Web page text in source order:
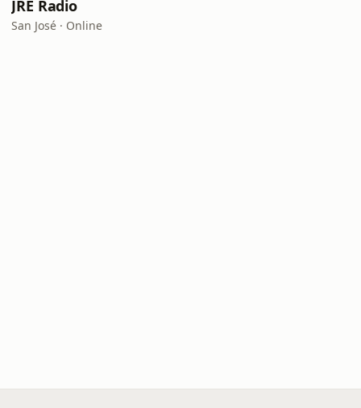
JRE Radio
San José · Online